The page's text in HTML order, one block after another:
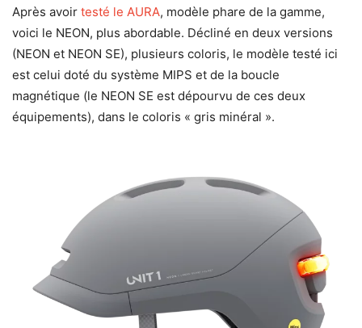
Après avoir testé le AURA, modèle phare de la gamme,
voici le NEON, plus abordable. Décliné en deux versions
(NEON et NEON SE), plusieurs coloris, le modèle testé ici
est celui doté du système MIPS et de la boucle
magnétique (le NEON SE est dépourvu de ces deux
équipements), dans le coloris « gris minéral ».